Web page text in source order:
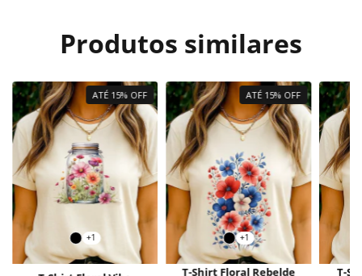
Produtos similares
ATÉ 15% OFF
+1
ATÉ 15% OFF
+1
T-Shirt Floral Rebelde
T-